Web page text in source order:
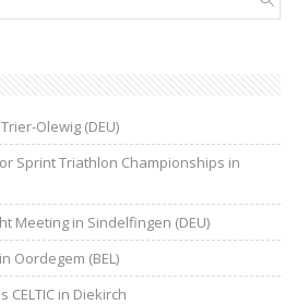
Olewig (DEU)
Sprint Triathlon Championships in
Meeting in Sindelfingen (DEU)
Oordegem (BEL)
CELTIC in Diekirch